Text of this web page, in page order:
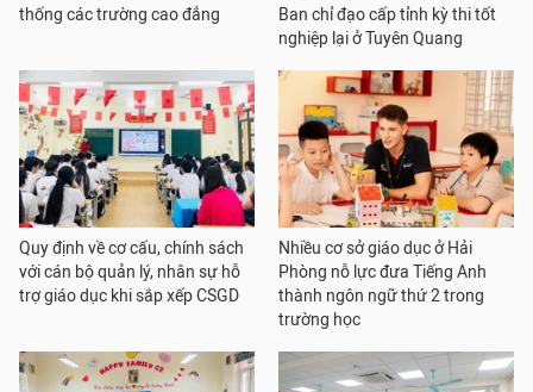
thống các trường cao đẳng
Ban chỉ đạo cấp tỉnh kỳ thi tốt
nghiệp lại ở Tuyên Quang
Quy định về cơ cấu, chính sách
với cán bộ quản lý, nhân sự hỗ
trợ giáo dục khi sắp xếp CSGD
Nhiều cơ sở giáo dục ở Hải
Phòng nỗ lực đưa Tiếng Anh
thành ngôn ngữ thứ 2 trong
trường học